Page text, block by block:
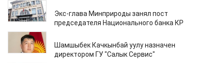
27.06.2024
Экс-глава Минприроды занял пост
председателя Национального банка КР
26.06.2024
Шамшыбек Качкынбай уулу назначен
директором ГУ "Салык Сервис"